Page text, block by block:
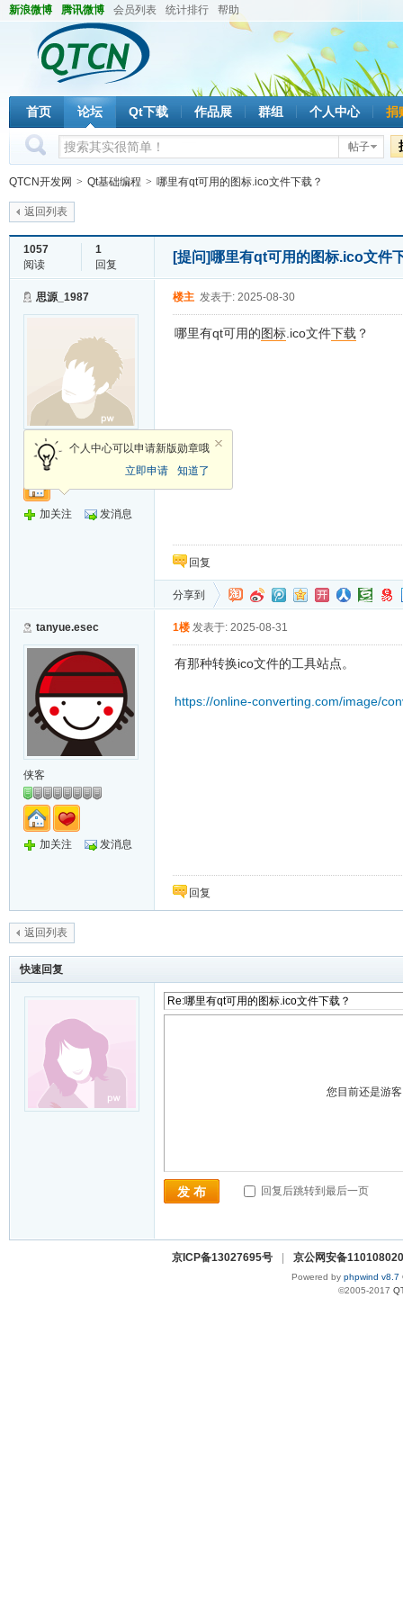
新浪微博 腾讯微博 会员列表 统计排行 帮助
首页 论坛 Qt下载 作品展 群组 个人中心 捐
帖子
QTCN开发网 > Qt基础编程 > 哪里有qt可用的图标.ico文件下载？
返回列表
1057
阅读
1
回复
[提问] 哪里有qt可用的图标.ico文件
思源_1987
新手上路
个人中心可以申请新版勋章哦
立即申请
知道了
加关注 发消息
楼主 发表于: 2025-08-30
哪里有qt可用的图标 .ico文件下载 ？
回复
分享到
tanyue.esec
侠客
加关注 发消息
1楼 发表于: 2025-08-31
有那种转换ico文件的工具站点。
https://online-converting.com/image/
回复
返回列表
快速回复
您目前还是游
发 布 回复后跳转到最后一页
京ICP备13027695号 京公网安备
Powered by phpwind v8.7
©2005-2017